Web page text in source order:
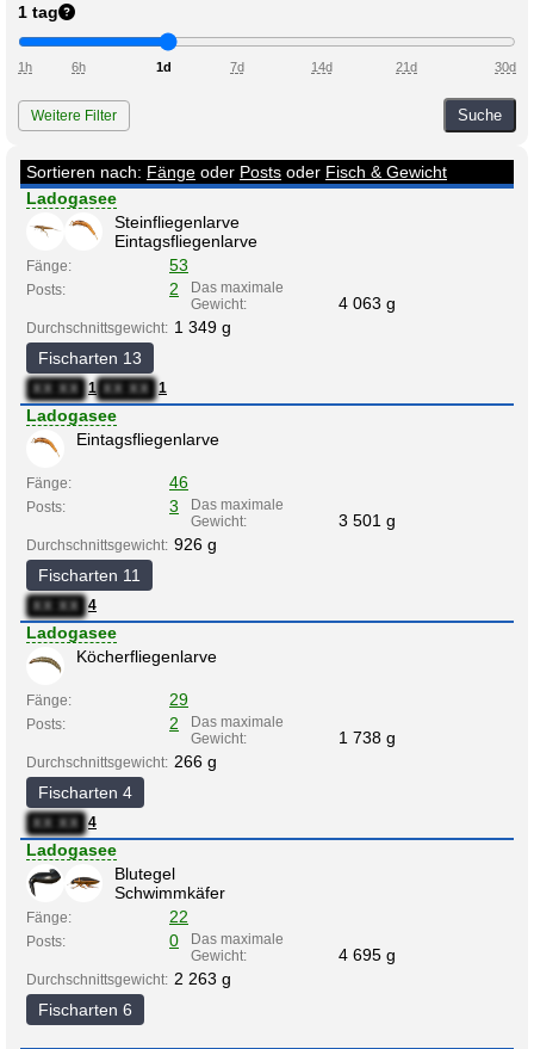
Sortieren nach: Fänge oder Posts oder Fisch & Gewicht
Ladogasee
Steinfliegenlarve
Eintagsfliegenlarve
Fänge: 53
Posts: 2
Das maximale
Gewicht:
4 063 g
Durchschnittsgewicht: 1 349 g
Fischarten 13
XX:XX 1 XX:XX 1
Ladogasee
Eintagsfliegenlarve
Fänge: 46
Posts: 3
Das maximale
Gewicht:
3 501 g
Durchschnittsgewicht: 926 g
Fischarten 11
XX:XX 4
Ladogasee
Köcherfliegenlarve
Fänge: 29
Posts: 2
Das maximale
Gewicht:
1 738 g
Durchschnittsgewicht: 266 g
Fischarten 4
XX:XX 4
Ladogasee
Blutegel
Schwimmkäfer
Fänge: 22
Posts: 0
Das maximale
Gewicht:
4 695 g
Durchschnittsgewicht: 2 263 g
Fischarten 6
1 tag
1h 6h 1d 7d 14d 21d 30d
Weitere Filter Suche